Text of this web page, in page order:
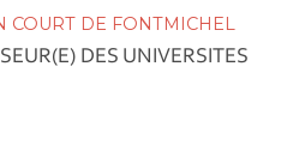
COURT DE FONTMICHEL
DES UNIVERSITES